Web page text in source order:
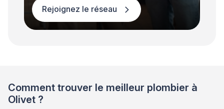
Rejoignez le réseau
Comment trouver le meilleur plombier à
Olivet ?